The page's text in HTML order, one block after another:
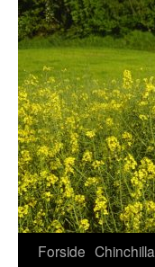
Forside Chinchilla